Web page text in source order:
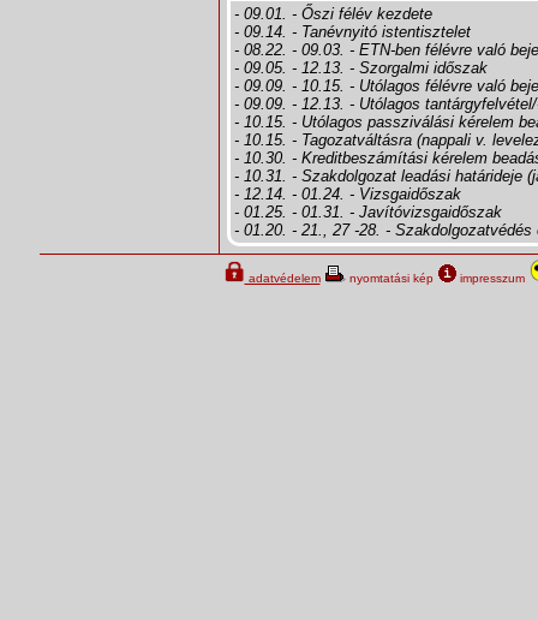
- 09.01. - Őszi félév kezdete
- 09.14. - Tanévnyitó istentisztelet
- 08.22. - 09.03. - ETN-ben félévre való
- 09.05. - 12.13. - Szorgalmi időszak
- 09.09. - 10.15. - Utólagos félévre való
- 09.09. - 12.13. - Utólagos
- 10.15. - Utólagos passziválási kérelem
- 10.15. - Tagozatváltásra (nappali v.
- 10.30. - Kreditbeszámítási kérelem
- 10.31. - Szakdolgozat leadási határideje
- 12.14. - 01.24. - Vizsgaidőszak
- 01.25. - 01.31. - Javítóvizsgaidőszak
- 01.20. - 21., 27 -28. -
adatvédelem nyomtatási kép impresszum